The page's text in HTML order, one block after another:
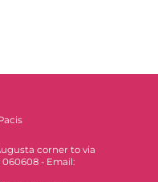
corner to via
060608 - Email: